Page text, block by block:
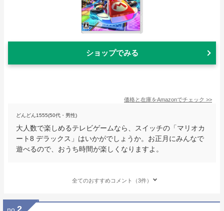
ショップでみる
価格と在庫をAmazonでチェック >>
どんどん1555(50代・男性)
大人数で楽しめるテレビゲームなら、スイッチの「マリオカ
ート8 デラックス」はいかがでしょうか。お正月にみんなで
遊べるので、おうち時間が楽しくなりますよ。
全てのおすすめコメント（3件）
2